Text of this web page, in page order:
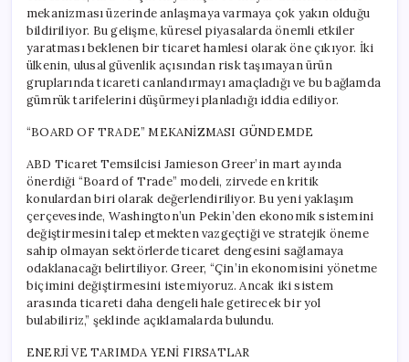
Değişim
Rüzgarları
mekanizması üzerinde anlaşmaya varmaya çok yakın olduğu
bildiriliyor. Bu gelişme, küresel piyasalarda önemli etkiler
yaratması beklenen bir ticaret hamlesi olarak öne çıkıyor. İki
ülkenin, ulusal güvenlik açısından risk taşımayan ürün
gruplarında ticareti canlandırmayı amaçladığı ve bu bağlamda
gümrük tarifelerini düşürmeyi planladığı iddia ediliyor.
“BOARD OF TRADE” MEKANİZMASI GÜNDEMDE
ABD Ticaret Temsilcisi Jamieson Greer’in mart ayında
önerdiği “Board of Trade” modeli, zirvede en kritik
konulardan biri olarak değerlendiriliyor. Bu yeni yaklaşım
çerçevesinde, Washington’un Pekin’den ekonomik sistemini
değiştirmesini talep etmekten vazgeçtiği ve stratejik öneme
sahip olmayan sektörlerde ticaret dengesini sağlamaya
odaklanacağı belirtiliyor. Greer, “Çin’in ekonomisini yönetme
biçimini değiştirmesini istemiyoruz. Ancak iki sistem
arasında ticareti daha dengeli hale getirecek bir yol
bulabiliriz,” şeklinde açıklamalarda bulundu.
ENERJİ VE TARIMDA YENİ FIRSATLAR